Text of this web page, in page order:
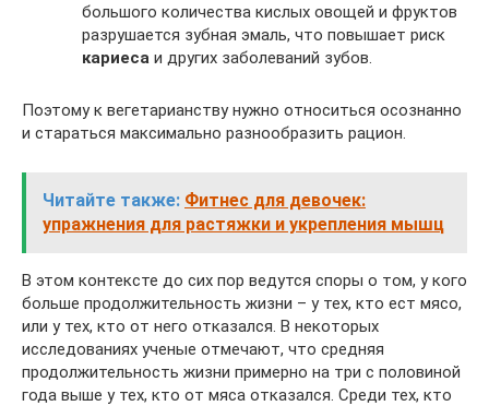
большого количества кислых овощей и фруктов
разрушается зубная эмаль, что повышает риск
кариеса и других заболеваний зубов.
Поэтому к вегетарианству нужно относиться осознанно
и стараться максимально разнообразить рацион.
Читайте также: Фитнес для девочек:
упражнения для растяжки и укрепления мышц
В этом контексте до сих пор ведутся споры о том, у кого
больше продолжительность жизни – у тех, кто ест мясо,
или у тех, кто от него отказался. В некоторых
исследованиях ученые отмечают, что средняя
продолжительность жизни примерно на три с половиной
года выше у тех, кто от мяса отказался. Среди тех, кто